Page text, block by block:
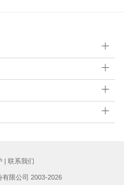
| 联系我们
有限公司 2003-2026